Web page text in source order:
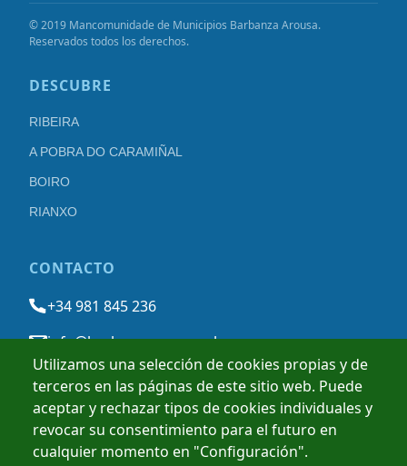
Utilizamos una selección de cookies propias y de
terceros en las páginas de este sitio web. Puede
aceptar y rechazar tipos de cookies individuales y
revocar su consentimiento para el futuro en
cualquier momento en "Configuración".
© 2019 Mancomunidade de Municipios Barbanza Arousa.
Reservados todos los derechos.
DESCUBRE
RIBEIRA
A POBRA DO CARAMIÑAL
BOIRO
RIANXO
CONTACTO
+34 981 845 236
info@barbanzarousa.gal
AVISO LEGAL POLÍTICA DE PRIVACIDAD POLÍTICA DE COOKIES